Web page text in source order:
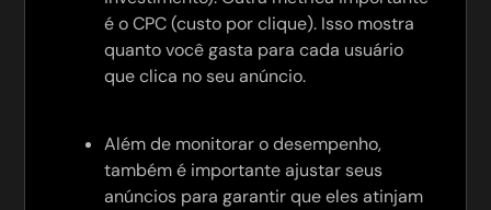
é o CPC (custo por clique). Isso mostra
quanto você gasta para cada usuário
que clica no seu anúncio.
Além de monitorar o desempenho,
também é importante ajustar seus
anúncios para garantir que eles atinjam